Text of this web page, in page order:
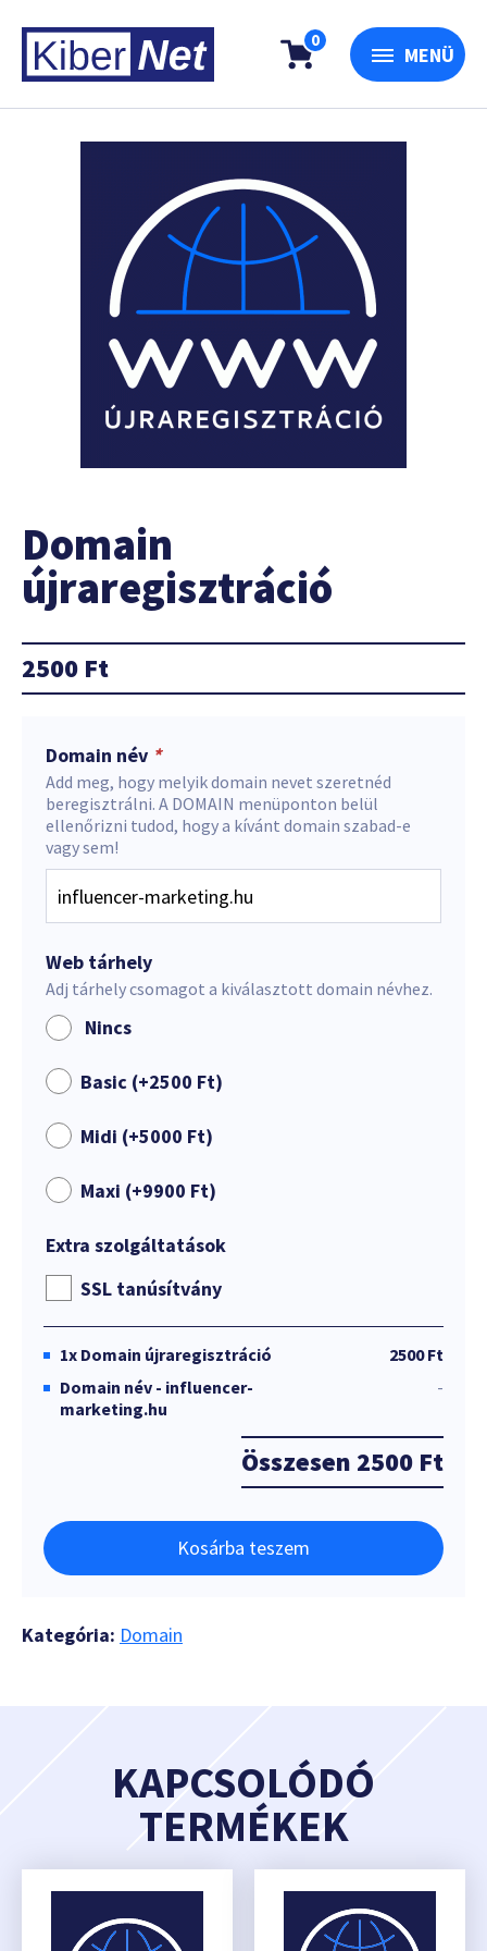
0
MENÜ
Domain
újraregisztráció
2500 Ft
Domain név *
Add meg, hogy melyik domain nevet szeretnéd
beregisztrálni. A DOMAIN menüponton belül
ellenőrizni tudod, hogy a kívánt domain szabad-e
vagy sem!
Web tárhely
Adj tárhely csomagot a kiválasztott domain névhez.
Nincs
Basic (+2500 Ft)
Midi (+5000 Ft)
Maxi (+9900 Ft)
Extra szolgáltatások
SSL tanúsítvány
1x Domain újraregisztráció
2500 Ft
Domain név - influencer-
marketing.hu
-
Összesen 2500 Ft
Kosárba teszem
Kategória: Domain
KAPCSOLÓDÓ
TERMÉKEK